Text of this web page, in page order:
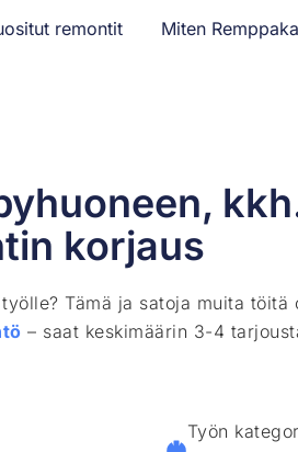
remontit Miten
korjaus
Tämä ja satoja muita töitä
– saat keskimäärin 3-4
Työn